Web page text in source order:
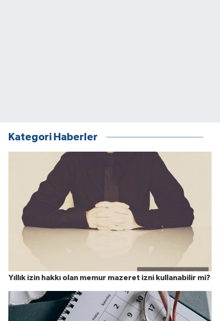
Kategori Haberler
Yıllık izin hakkı olan memur mazeret izni kullanabilir mi?